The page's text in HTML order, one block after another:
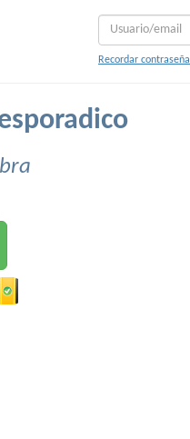
Recordar contraseña